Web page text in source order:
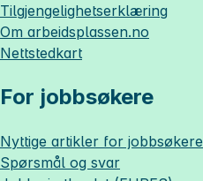
Tilgjengelighetserklæring
Om arbeidsplassen.no
Nettstedkart
For jobbsøkere
Nyttige artikler for jobbsøkere
Spørsmål og svar